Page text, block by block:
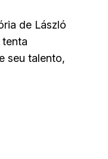
de László
seu talento,